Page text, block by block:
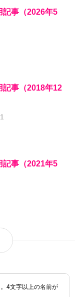
記事（2026年5
記事（2018年12
記事（2021年5
4文字以上の名前が